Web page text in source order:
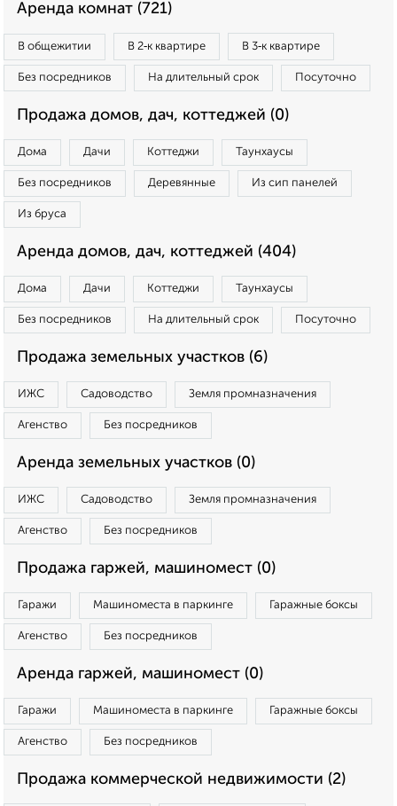
Аренда комнат (721)
В общежитии В 2‑к квартире В 3‑к квартире
Без посредников На длительный срок Посуточно
Продажа домов, дач, коттеджей (0)
Дома Дачи Коттеджи Таунхаусы
Без посредников Деревянные Из сип панелей
Из бруса
Аренда домов, дач, коттеджей (404)
Дома Дачи Коттеджи Таунхаусы
Без посредников На длительный срок Посуточно
Продажа земельных участков (6)
ИЖС Садоводство Земля промназначения
Агенство Без посредников
Аренда земельных участков (0)
ИЖС Садоводство Земля промназначения
Агенство Без посредников
Продажа гаржей, машиномест (0)
Гаражи Машиноместа в паркинге Гаражные боксы
Агенство Без посредников
Аренда гаржей, машиномест (0)
Гаражи Машиноместа в паркинге Гаражные боксы
Агенство Без посредников
Продажа коммерческой недвижимости (2)